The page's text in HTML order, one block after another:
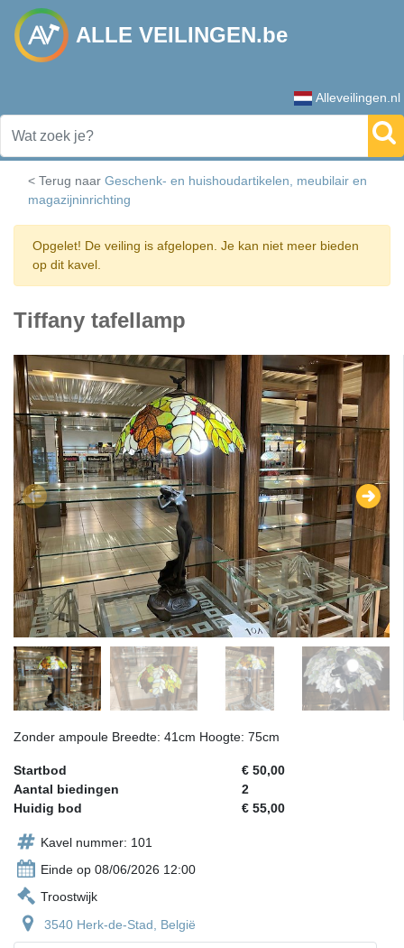
ALLE VEILINGEN.be
Alleveilingen.nl
< Terug naar Geschenk- en huishoudartikelen, meubilair en
magazijninrichting
Opgelet! De veiling is afgelopen. Je kan niet meer bieden
op dit kavel.
Tiffany tafellamp
Zonder ampoule Breedte: 41cm Hoogte: 75cm
Startbod
€ 50,00
Aantal biedingen
2
Huidig bod
€ 55,00
Kavel nummer: 101
Einde op 08/06/2026 12:00
Troostwijk
3540 Herk-de-Stad, België